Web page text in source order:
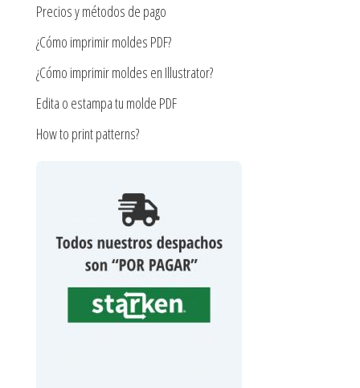
Precios y métodos de pago
¿Cómo imprimir moldes PDF?
¿Cómo imprimir moldes en Illustrator?
Edita o estampa tu molde PDF
How to print patterns?